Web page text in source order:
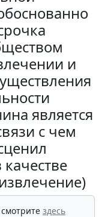
и
является
с чем
здесь